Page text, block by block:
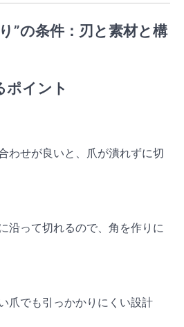
”の条件：刃と素材と構
ポイント
わせが良いと、爪が潰れずに切
沿って切れるので、角を作りに
爪でも引っかかりにくい設計